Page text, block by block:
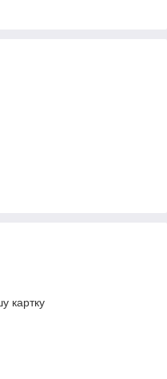
картку